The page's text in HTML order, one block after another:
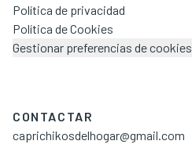
Política de privacidad
Política de Cookies
Gestionar preferencias de cookies
CONTACTAR
caprichikosdelhogar@gmail.com